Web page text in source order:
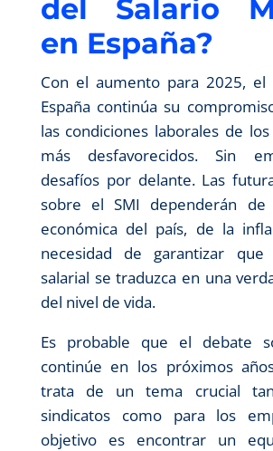
del Salario
en España?
Con el aumento para 2025, el
España continúa su
las condiciones laborales de
más desfavorecidos. Sin
desafíos por delante. Las
sobre el SMI dependerán de
económica del país, de la
necesidad de garantizar
salarial se traduzca en una
del nivel de vida.
Es probable que el debate
continúe en los próximos
trata de un tema crucial
sindicatos como para los
objetivo es encontrar un